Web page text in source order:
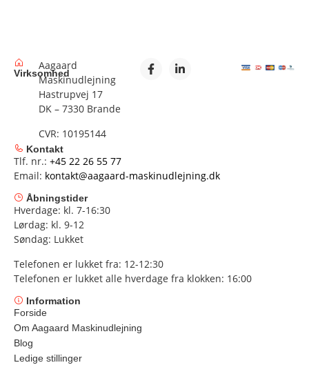
Virksomhed
Aagaard
Maskinudlejning
Hastrupvej 17
DK – 7330 Brande
CVR: 10195144
Kontakt
Tlf. nr.: +45 22 26 55 77
Email: kontakt@aagaard-maskinudlejning.dk
Åbningstider
Hverdage: kl. 7-16:30
Lørdag: kl. 9-12
Søndag: Lukket
Telefonen er lukket fra: 12-12:30
Telefonen er lukket alle hverdage fra klokken: 16:00
Information
Forside
Om Aagaard Maskinudlejning
Blog
Ledige stillinger